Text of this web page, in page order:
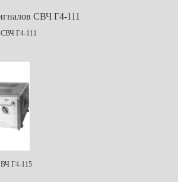
СВЧ Г4-111
ВЧ Г4-115